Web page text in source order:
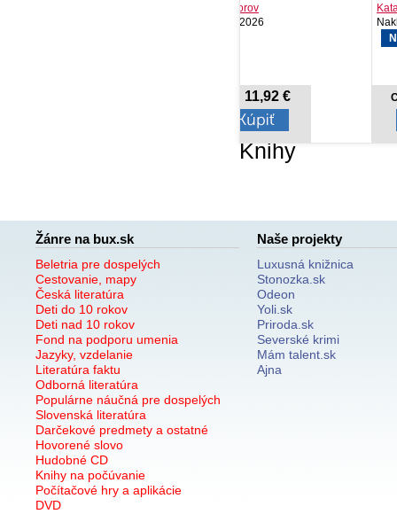
Katarzyna Głucová
Nakl. JOTA, 2026
Cena od:
Knihy
Žánre na bux.sk
Beletria pre dospelých
Cestovanie, mapy
Česká literatúra
Deti do 10 rokov
Deti nad 10 rokov
Fond na podporu umenia
Jazyky, vzdelanie
Literatúra faktu
Odborná literatúra
Populárne náučná pre dospelých
Slovenská literatúra
Darčekové predmety a ostatné
Hovorené slovo
Hudobné CD
Knihy na počúvanie
Počítačové hry a aplikácie
DVD
Naše projekty
Luxusná knižnica
Stonozka.sk
Odeon
Yoli.sk
Priroda.sk
Severské krimi
Mám talent.sk
Ajna